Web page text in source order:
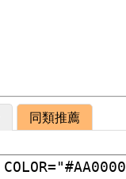
同類推薦